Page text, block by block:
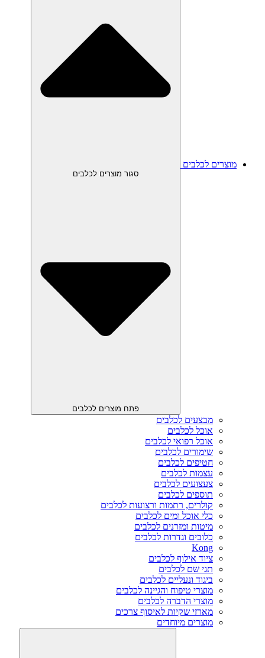
מוצרים לכלבים
סגור מוצרים לכלבים
פתח מוצרים לכלבים
מבצעים לכלבים
אוכל לכלבים
אוכל רפואי לכלבים
שימורים לכלבים
חטיפים לכלבים
עצמות לכלבים
צעצועים לכלבים
תוספים לכלבים
קולרים, רתמות ורצועות לכלבים
כלי אוכל ומים לכלבים
מיטות ומזרנים לכלבים
כלובים וגדרות לכלבים
Kong
ציוד אילוף לכלבים
תגי שם לכלבים
ביגוד ונעליים לכלבים
מוצרי טיפוח והגיינה לכלבים
מוצרי הדברה לכלבים
מארזי שקיות לאיסוף צרכים
מוצרים מיוחדים